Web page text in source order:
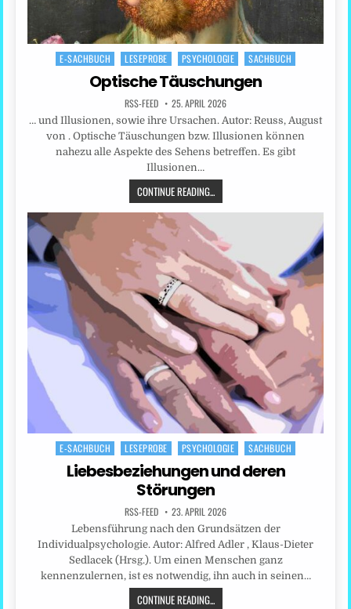
Posted
E-SACHBUCH LESEPROBE PSYCHOLOGIE SACHBUCH
Optische Täuschungen
RSS-FEED 25. APRIL 2026
… und Illusionen, sowie ihre Ursachen. Autor: Reuss, August
von . Optische Täuschungen bzw. Illusionen können
nahezu alle Aspekte des Sehens betreffen. Es gibt
Illusionen…
CONTINUE READING...
Posted
E-SACHBUCH LESEPROBE PSYCHOLOGIE SACHBUCH
Liebesbeziehungen und deren
Störungen
RSS-FEED 23. APRIL 2026
Lebensführung nach den Grundsätzen der
Individualpsychologie. Autor: Alfred Adler , Klaus-Dieter
Sedlacek (Hrsg.). Um einen Menschen ganz
kennenzulernen, ist es notwendig, ihn auch in seinen…
CONTINUE READING...